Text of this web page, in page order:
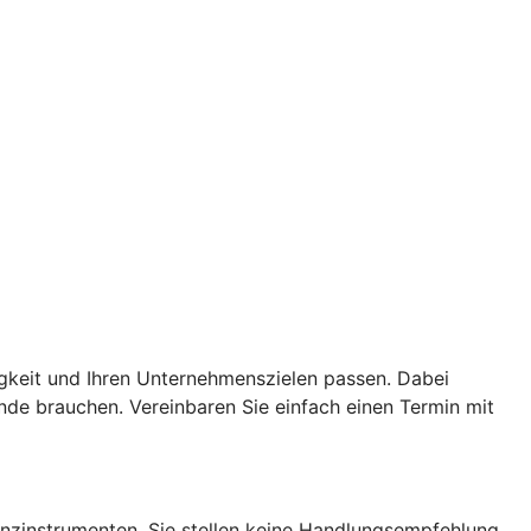
und Ihren Unternehmenszielen passen. Dabei
brauchen. Vereinbaren Sie einfach einen Termin mit